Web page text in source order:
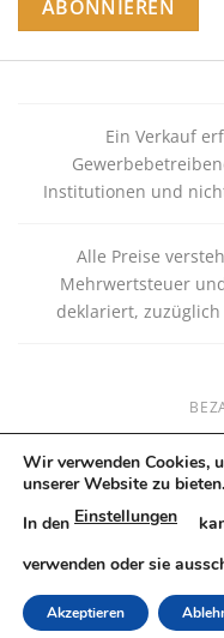
Ein Verkauf
Institutionen und
Alle Preise
Mehrwertsteuer
deklariert,
Copyright 2026 ©
Alle
Wir verwenden Cookies,
unserer Website zu bieten.
In den Einstellungen
verwenden oder sie
Akzeptieren